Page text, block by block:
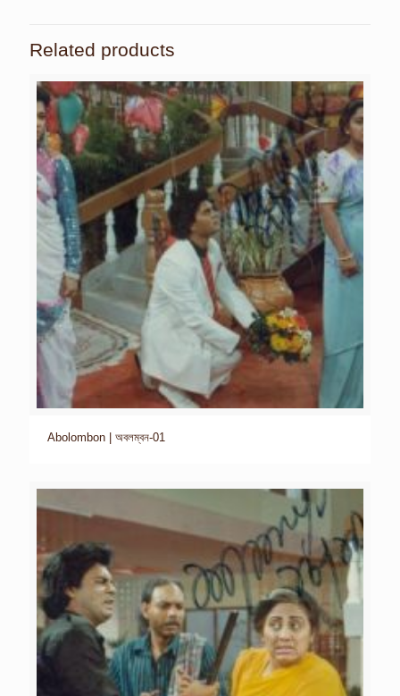
Related products
Abolombon | অবলম্বন-01